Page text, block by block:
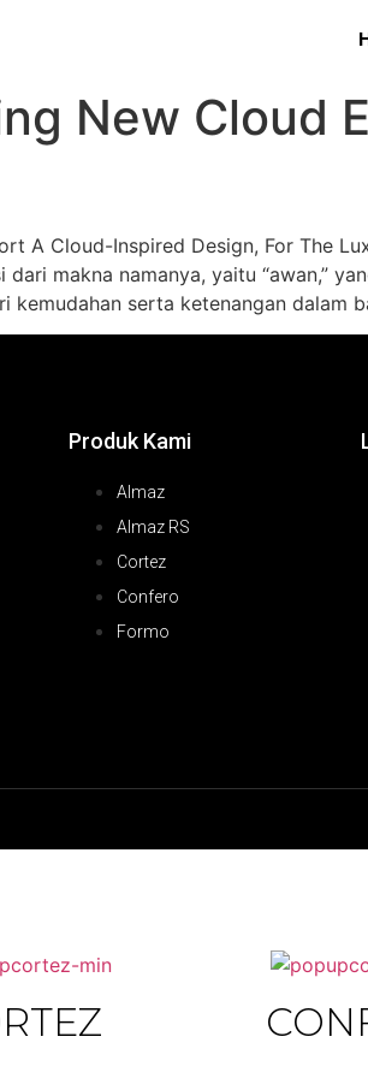
New Cloud
A Cloud-Inspired Design, For The
makna namanya, yaitu “awan,”
kemudahan serta ketenangan dalam
Produk Kami
Almaz
Almaz RS
Cortez
Confero
Formo